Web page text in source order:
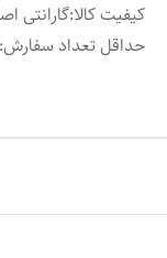
کیفیت کالا:گارانتی
حداقل تعداد سفارش: